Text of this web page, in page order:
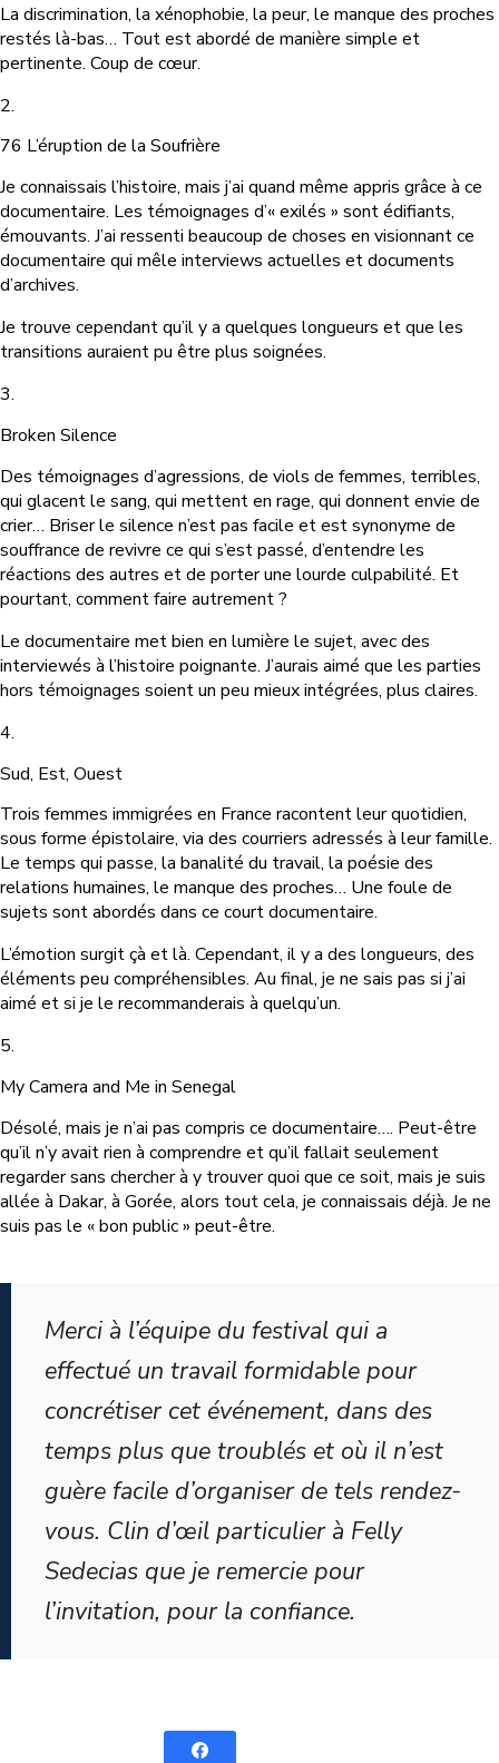
La discrimination, la xénophobie, la peur, le manque des proches
restés là-bas… Tout est abordé de manière simple et
pertinente. Coup de cœur.
2.
76 L’éruption de la Soufrière
Je connaissais l’histoire, mais j’ai quand même appris grâce à ce
documentaire. Les témoignages d’« exilés » sont édifiants,
émouvants. J’ai ressenti beaucoup de choses en visionnant ce
documentaire qui mêle interviews actuelles et documents
d’archives.
Je trouve cependant qu’il y a quelques longueurs et que les
transitions auraient pu être plus soignées.
3.
Broken Silence
Des témoignages d’agressions, de viols de femmes, terribles,
qui glacent le sang, qui mettent en rage, qui donnent envie de
crier… Briser le silence n’est pas facile et est synonyme de
souffrance de revivre ce qui s’est passé, d’entendre les
réactions des autres et de porter une lourde culpabilité. Et
pourtant, comment faire autrement ?
Le documentaire met bien en lumière le sujet, avec des
interviewés à l’histoire poignante. J’aurais aimé que les parties
hors témoignages soient un peu mieux intégrées, plus claires.
4.
Sud, Est, Ouest
Trois femmes immigrées en France racontent leur quotidien,
sous forme épistolaire, via des courriers adressés à leur famille.
Le temps qui passe, la banalité du travail, la poésie des
relations humaines, le manque des proches… Une foule de
sujets sont abordés dans ce court documentaire.
L’émotion surgit çà et là. Cependant, il y a des longueurs, des
éléments peu compréhensibles. Au final, je ne sais pas si j’ai
aimé et si je le recommanderais à quelqu’un.
5.
My Camera and Me in Senegal
Désolé, mais je n’ai pas compris ce documentaire…. Peut-être
qu’il n’y avait rien à comprendre et qu’il fallait seulement
regarder sans chercher à y trouver quoi que ce soit, mais je suis
allée à Dakar, à Gorée, alors tout cela, je connaissais déjà. Je ne
suis pas le « bon public » peut-être.
Merci à l’équipe du festival qui a
effectué un travail formidable pour
concrétiser cet événement, dans des
temps plus que troublés et où il n’est
guère facile d’organiser de tels rendez-
vous. Clin d’œil particulier à Felly
Sedecias que je remercie pour
l’invitation, pour la confiance.